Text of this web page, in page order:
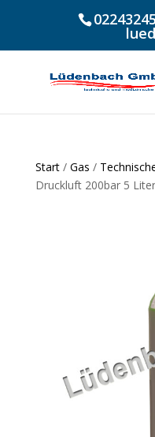
Start/ Gas /
Druckluft 200bar 5 Liter